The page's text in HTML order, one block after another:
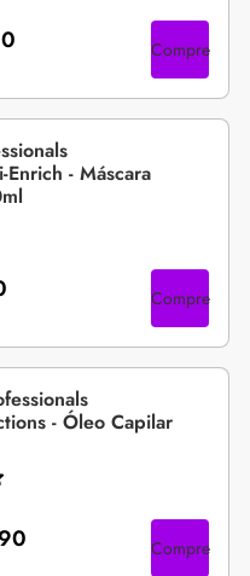
Compre
- Máscara
Compre
- Óleo Capilar
Compre